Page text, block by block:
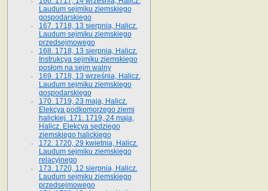
Laudum sejmiku ziemskiego
gospodarskiego
167. 1718, 13 sierpnia, Halicz.
Laudum sejmiku ziemskiego
przedsejmowego
168. 1718, 13 sierpnia, Halicz.
Instrukcya sejmiku ziemskiego
posłom na sejm walny
169. 1718, 13 września, Halicz.
Laudum sejmiku ziemskiego
gospodarskiego
170. 1719, 23 maja, Halicz.
Elekcya podkomorzego ziemi
halickiej. 171. 1719, 24 maja,
Halicz. Elekcya sędziego
ziemskiego halickiego
172. 1720, 29 kwietnia, Halicz.
Laudum sejmiku ziemskiego
relacyjnego
173. 1720, 12 sierpnia, Halicz.
Laudum sejmiku ziemskiego
przedsejmowego